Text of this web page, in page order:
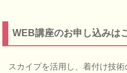
WEB講座のお申し込みは
スカイプを活用し、着付け技